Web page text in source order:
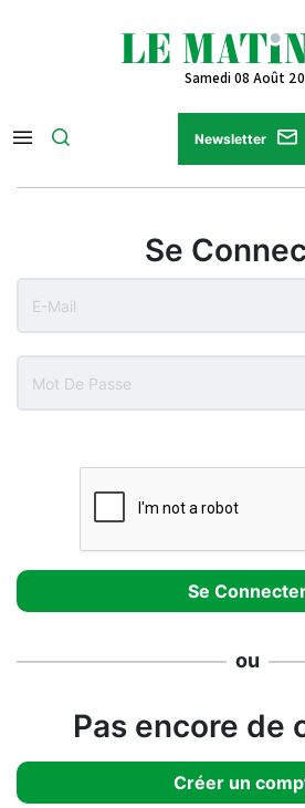
Samedi 08 Août
Newsletter
Se
ou
Pas encore de
Créer un